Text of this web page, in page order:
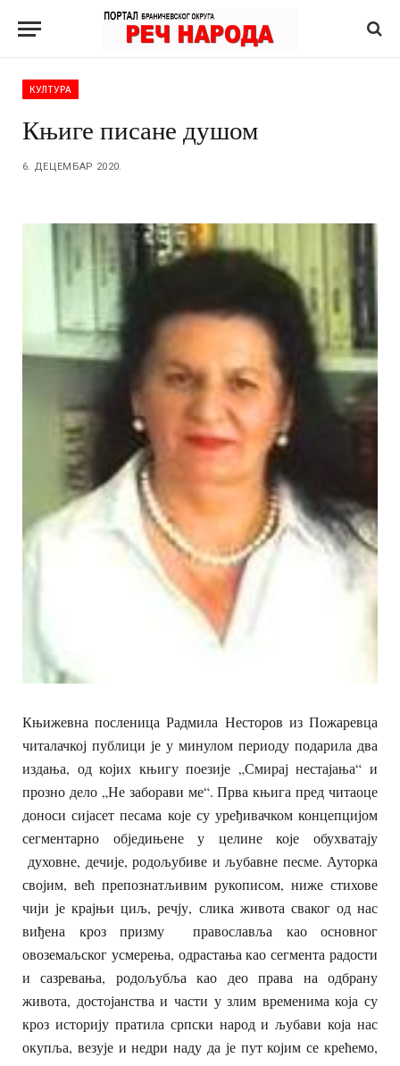
КУЛТУРА
Књиге писане душом
6. ДЕЦЕМБАР 2020.
Књижевна посленица Радмила Несторов из Пожаревца
читалачкој публици је у минулом периоду подарила два
издања, од којих књигу поезије „Смирај нестајања“ и
прозно дело „Не заборави ме“. Прва књига пред читаоце
доноси сијасет песама које су уређивачком концепцијом
сегментарно обједињене у целине које обухватају
духовне, дечије, родољубиве и љубавне песме. Ауторка
својим, већ препознатљивим рукописом, ниже стихове
чији је крајњи циљ, речју, слика живота сваког од нас
виђена кроз призму православља као основног
овоземаљског усмерења, одрастања као сегмента радости
и сазревања, родољубља као део права на одбрану
живота, достојанства и части у злим временима која су
кроз историју пратила српски народ и љубави која нас
окупља, везује и недри наду да је пут којим се крећемо,